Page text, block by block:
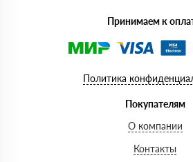
Принимаем к
Политика
Покупателям
О компании
Контакты